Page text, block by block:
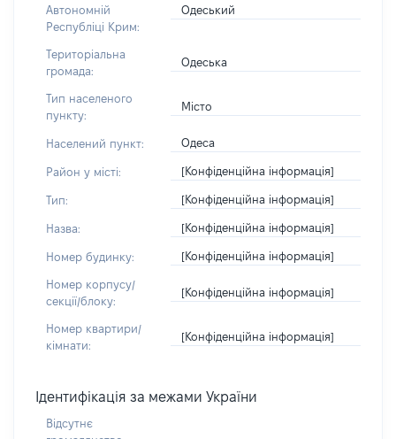
Автономній
Республіці Крим:
Одеський
Територіальна
громада:
Одеська
Тип населеного
пункту:
Місто
Населений пункт: Одеса
Район у місті: [Конфіденційна інформація]
Тип: [Конфіденційна інформація]
Назва: [Конфіденційна інформація]
Номер будинку: [Конфіденційна інформація]
Номер корпусу/
секції/блоку:
[Конфіденційна інформація]
Номер квартири/
кімнати:
[Конфіденційна інформація]
Ідентифікація за межами України
Відсутнє